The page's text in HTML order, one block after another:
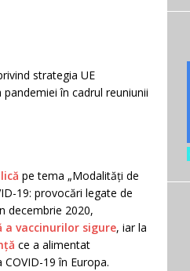
strategia UE
în cadrul reuniunii
pe tema „Modalități de
19: provocări legate de
decembrie 2020,
vaccinurilor sigure, iar la
ce a alimentat
19 în Europa.